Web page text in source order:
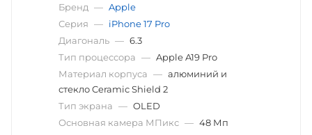
Бренд — Apple
Серия — iPhone 17 Pro
Диагональ — 6.3
Тип процессора — Apple A19 Pro
Материал корпуса — алюминий и
стекло Ceramic Shield 2
Тип экрана — OLED
Основная камера МПикс — 48 Мп